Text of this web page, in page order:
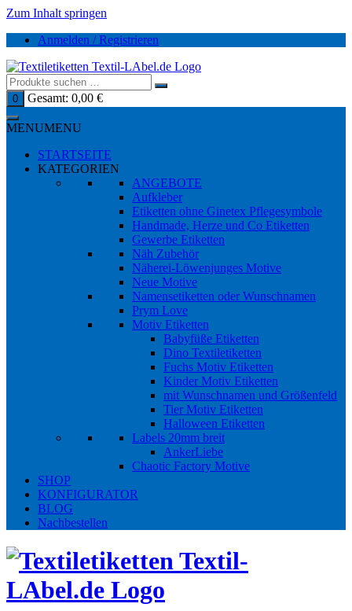
Zum Inhalt springen
Anmelden / Registrieren
0 Gesamt: 0,00 €
MENUMENU
STARTSEITE
KATEGORIEN
ANGEBOTE
Aufkleber
Etiketten ohne Ginetex Pflegesymbole
Handmade, Herze und Co Etiketten
Gewerbe Etiketten
Näh Zubehör
Näherei-Löwenjunges Motive
Neue Motive
Namensetiketten oder Wunschnamen
Prym Love
Motiv Etiketten
Babyfüße Etiketten
Dino Textiletiketten
Fuchs Motiv Etiketten
Kinder Motiv Etiketten
mit Wunschnamen und Größenfeld
Tier Motiv Etiketten
Halloween Etiketten
Labels 20mm breit
AnkerLiebe
Chaotic Factory Motive
SHOP
KONFIGURATOR
BLOG
Nachbestellen